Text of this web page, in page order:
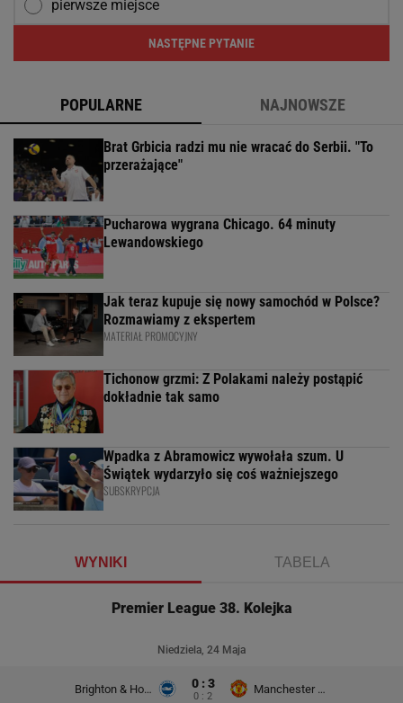
pierwsze miejsce
NASTĘPNE PYTANIE
POPULARNE NAJNOWSZE
Brat Grbicia radzi mu nie wracać do Serbii. "To
przerażające"
Pucharowa wygrana Chicago. 64 minuty
Lewandowskiego
Jak teraz kupuje się nowy samochód w Polsce?
Rozmawiamy z ekspertem
MATERIAŁ PROMOCYJNY
Tichonow grzmi: Z Polakami należy postąpić
dokładnie tak samo
Wpadka z Abramowicz wywołała szum. U
Świątek wydarzyło się coś ważniejszego
SUBSKRYPCJA
WYNIKI TABELA
Premier League 38. Kolejka
Niedziela, 24 Maja
Brighton & Hove Albion 0 : 3
0 : 2
Manchester United